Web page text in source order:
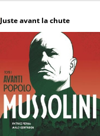
Juste avant la chute